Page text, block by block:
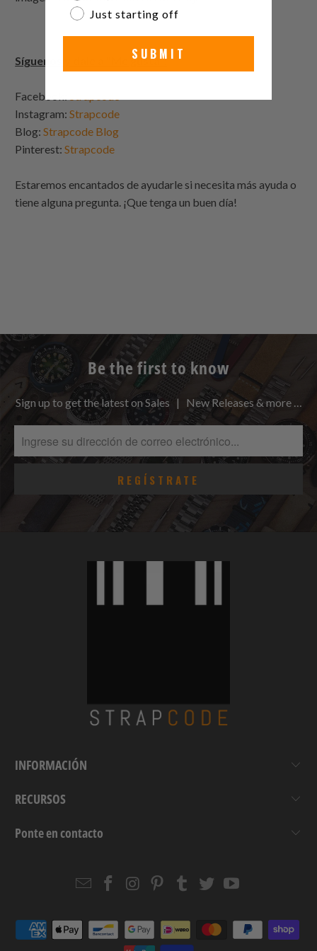
Síguenos y dale a "Me gusta":
Facebook:
Instagram:Strapcode
Blog:Strapcode Blog
Pinterest:Strapcode
Estaremos encantados de ayudarle si necesita más ayuda o
tiene alguna pregunta. ¡Que tenga un buen día!
Be the first to know
Sign up to get the latest on Sales | New Releases & more …
INFORMACIÓN
RECURSOS
Ponte en contacto
EmailStrapcode
Facebook
Strapcode
Instagram
Strapcode
Pinterest
Strapcode
Tumblr
Strapcode
TwitterYouTube
Just starting off
SUBMIT